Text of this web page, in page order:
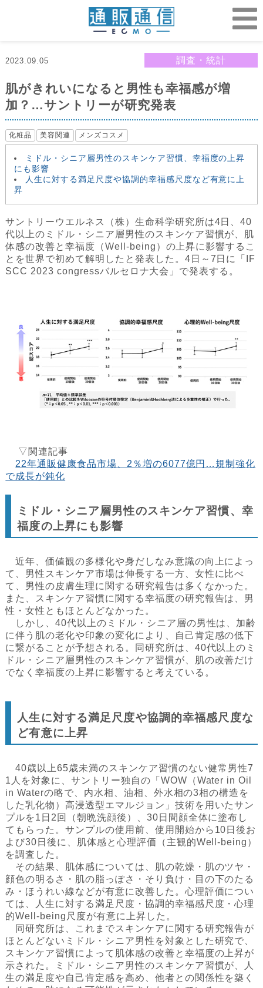
2023.09.05 調査・統計
肌がきれいになると男性も幸福感が増
加？…サントリーが研究発表
化粧品 美容関連 メンズコスメ
ミドル・シニア層男性のスキンケア習慣、幸福度の上昇
にも影響
人生に対する満足尺度や協調的幸福感尺度など有意に上
昇
サントリーウエルネス（株）生命科学研究所は4日、40
代以上のミドル・シニア層男性のスキンケア習慣が、肌
体感の改善と幸福度（Well-being）の上昇に影響するこ
とを世界で初めて解明したと発表した。4日～7日に「IF
SCC 2023 congressバルセロナ大会」で発表する。
▽関連記事
22年通販健康食品市場、2％増の6077億円…規制強化
で成長が鈍化
ミドル・シニア層男性のスキンケア習慣、幸
福度の上昇にも影響
近年、価値観の多様化や身だしなみ意識の向上によっ
て、男性スキンケア市場は伸長する一方、女性に比べ
て、男性の皮膚生理に関する研究報告は多くなかった。
また、スキンケア習慣に関する幸福度の研究報告は、男
性・女性ともほとんどなかった。
しかし、40代以上のミドル・シニア層の男性は、加齢
に伴う肌の老化や印象の変化により、自己肯定感の低下
に繋がることが予想される。同研究所は、40代以上のミ
ドル・シニア層男性のスキンケア習慣が、肌の改善だけ
でなく幸福度の上昇に影響すると考えている。
人生に対する満足尺度や協調的幸福感尺度な
ど有意に上昇
40歳以上65歳未満のスキンケア習慣のない健常男性7
1人を対象に、サントリー独自の「WOW（Water in Oil
in Waterの略で、内水相、油相、外水相の3相の構造を
した乳化物）高浸透型エマルジョン」技術を用いたサン
プルを1日2回（朝晩洗顔後）、30日間顔全体に塗布し
てもらった。サンプルの使用前、使用開始から10日後お
よび30日後に、肌体感と心理評価（主観的Well-being）
を調査した。
その結果、肌体感については、肌の乾燥・肌のツヤ・
顔色の明るさ・肌の脂っぽさ・そり負け・目の下のたる
み・ほうれい線などが有意に改善した。心理評価につい
ては、人生に対する満足尺度・協調的幸福感尺度・心理
的Well-being尺度が有意に上昇した。
同研究所は、これまでスキンケアに関する研究報告が
ほとんどないミドル・シニア男性を対象とした研究で、
スキンケア習慣によって肌体感の改善と幸福度の上昇が
示された。ミドル・シニア男性のスキンケア習慣が、人
生の満足度や自己肯定感を高め、他者との関係性を築く